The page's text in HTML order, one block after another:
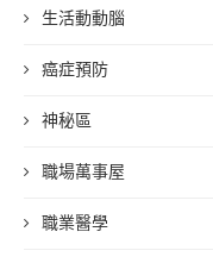
生活動動腦
癌症預防
神秘區
職場萬事屋
職業醫學